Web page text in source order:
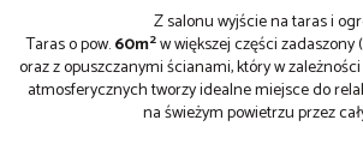
Z salonu wyjście na taras i
Taras o pow.60m2w większej części zadaszony
oraz z opuszczanymi ścianami, który w
atmosferycznych tworzy idealne miejsce do
na świeżym powietrzu przez